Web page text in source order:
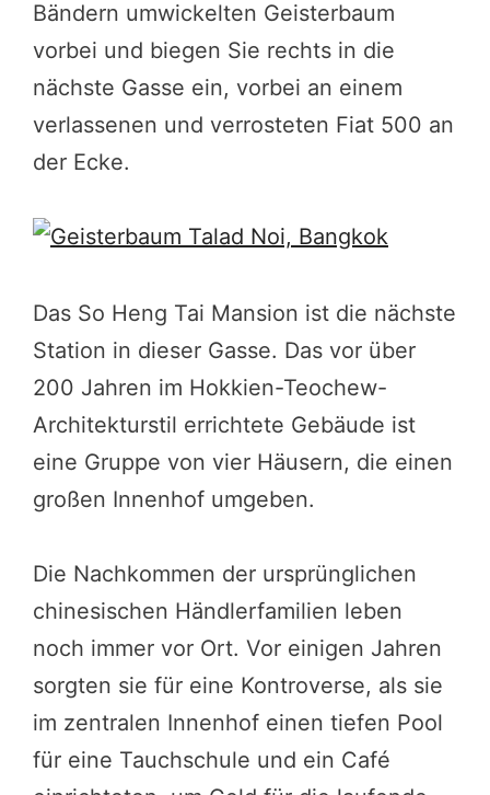
Bändern umwickelten Geisterbaum
vorbei und biegen Sie rechts in die
nächste Gasse ein, vorbei an einem
verlassenen und verrosteten Fiat 500 an
der Ecke.
Das So Heng Tai Mansion ist die nächste
Station in dieser Gasse. Das vor über
200 Jahren im Hokkien-Teochew-
Architekturstil errichtete Gebäude ist
eine Gruppe von vier Häusern, die einen
großen Innenhof umgeben.
Die Nachkommen der ursprünglichen
chinesischen Händlerfamilien leben
noch immer vor Ort. Vor einigen Jahren
sorgten sie für eine Kontroverse, als sie
im zentralen Innenhof einen tiefen Pool
für eine Tauchschule und ein Café